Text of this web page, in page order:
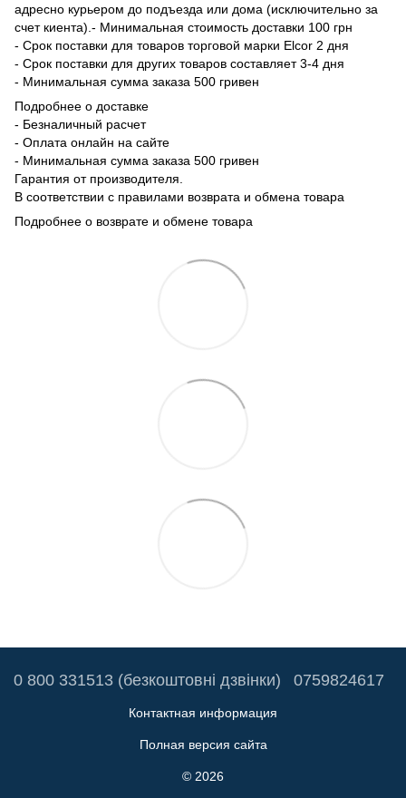
адресно курьером до подъезда или дома (исключительно за
счет киента).- Минимальная стоимость доставки 100 грн
- Срок поставки для товаров торговой марки Elcor 2 дня
- Срок поставки для других товаров составляет 3-4 дня
- Минимальная сумма заказа 500 гривен
Подробнее о доставке
- Безналичный расчет
- Оплата онлайн на сайте
- Минимальная сумма заказа 500 гривен
Гарантия от производителя.
В соответствии с правилами возврата и обмена товара
Подробнее о возврате и обмене товара
0 800 331513 (безкоштовні дзвінки) 0759824617
Контактная информация
Полная версия сайта
© 2026